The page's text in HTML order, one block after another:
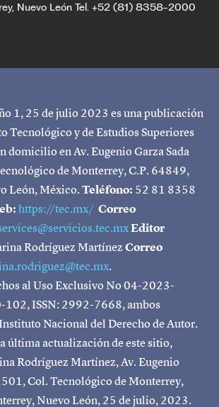
Nuevo León Tel. +52 (81) 8358-2000
1, 25 de julio 2023 es una publicación
Tecnológico y de Estudios Superiores
domicilio en Av. Eugenio Garza Sada
de Monterrey, C.P. 64849,
León, México.Teléfono: 52 81 8358
https://tec.mx/ Correo
Editor
Rodríguez MartínezCorreo
.
al Uso Exclusivo No 04-2023-
ISSN: 2992-7668, ambos
Nacional del Derecho de Autor.
última actualización de este sitio,
Rodríguez Martínez, Av. Eugenio
Col. Tecnológico de Monterrey,
Nuevo León, 25 de julio, 2023.